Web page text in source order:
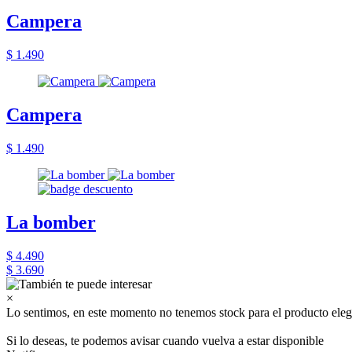
Campera
$ 1.490
Campera
$ 1.490
La bomber
$ 4.490
$ 3.690
×
Lo sentimos, en este momento no tenemos stock para el producto
Si lo deseas, te podemos avisar cuando vuelva a estar disponible